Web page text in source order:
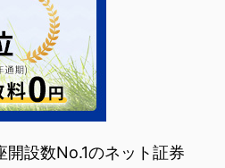
開設数No.1のネット証券